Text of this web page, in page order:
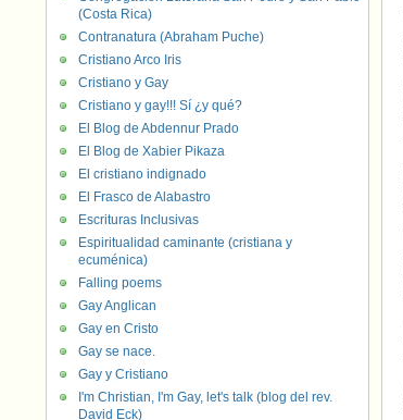
(Costa Rica)
Contranatura (Abraham Puche)
Cristiano Arco Iris
Cristiano y Gay
Cristiano y gay!!! Sí ¿y qué?
El Blog de Abdennur Prado
El Blog de Xabier Pikaza
El cristiano indignado
El Frasco de Alabastro
Escrituras Inclusivas
Espiritualidad caminante (cristiana y
ecuménica)
Falling poems
Gay Anglican
Gay en Cristo
Gay se nace.
Gay y Cristiano
I'm Christian, I'm Gay, let's talk (blog del rev.
David Eck)